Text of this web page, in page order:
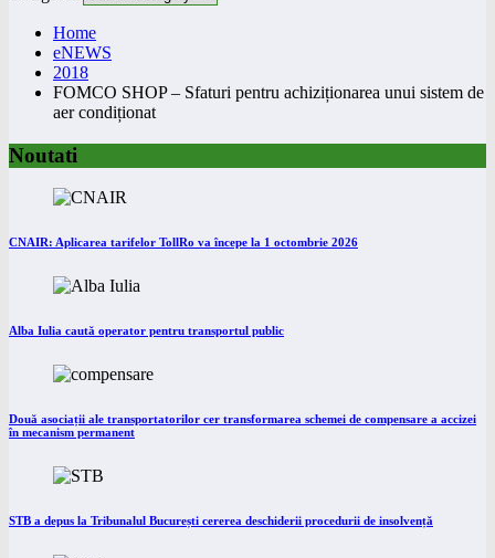
Home
eNEWS
2018
FOMCO SHOP – Sfaturi pentru achiziționarea unui sistem de
aer condiționat
Noutati
CNAIR: Aplicarea tarifelor TollRo va începe la 1 octombrie 2026
Alba Iulia caută operator pentru transportul public
Două asociații ale transportatorilor cer transformarea schemei de compensare a accizei
în mecanism permanent
STB a depus la Tribunalul București cererea deschiderii procedurii de insolvență